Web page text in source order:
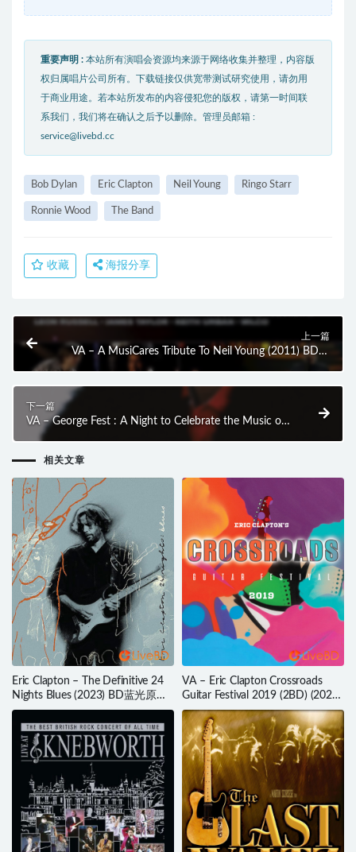
重要声明 : 本站所有演唱会资源均来源于网络收集并整理，内容版
权归属唱片公司所有。下载链接仅供宽带测试研究使用，请勿用
于商业用途。若本站所发布的内容侵犯您的版权，请第一时间联
系我们，我们将在确认之后予以删除。管理员邮箱 :
service@livebd.cc
Bob Dylan Eric Clapton Neil Young Ringo Starr
Ronnie Wood The Band
收藏 海报分享
上一篇
VA – A MusiCares Tribute To Neil Young (2011) BD蓝
光原盘 19.7G
下一篇
VA – George Fest : A Night to Celebrate the Music of
George Harrison (2016) BD蓝光原盘 21.9G
相关文章
Eric Clapton – The Definitive 24
Nights Blues (2023) BD蓝光原盘
20.1G
VA – Eric Clapton Crossroads
Guitar Festival 2019 (2BD) (2020)
BD蓝光原盘 73.7G